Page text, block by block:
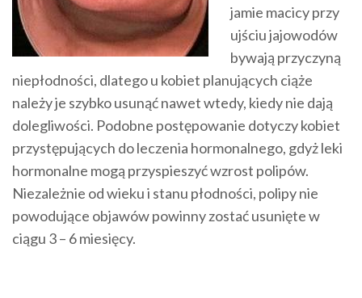
jamie macicy przy
ujściu jajowodów
bywają przyczyną
niepłodności, dlatego u kobiet planujących ciąże
należy je szybko usunąć nawet wtedy, kiedy nie dają
dolegliwości. Podobne postępowanie dotyczy kobiet
przystępujących do leczenia hormonalnego, gdyż leki
hormonalne mogą przyspieszyć wzrost polipów.
Niezależnie od wieku i stanu płodności, polipy nie
powodujące objawów powinny zostać usunięte w
ciągu 3 – 6 miesięcy.